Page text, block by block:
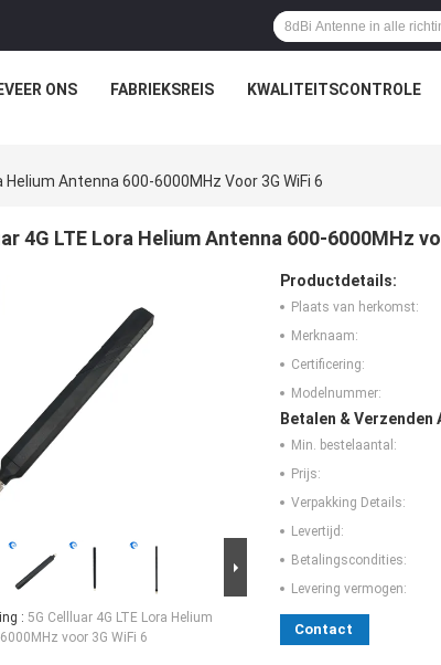
ONS FABRIEKSREIS KWALITEITSCONTROLE
Helium Antenna 600-6000MHz Voor 3G WiFi 6
4G LTE Lora Helium Antenna 600-6000MHz
: 5G Cellluar 4G LTE Lora Helium
voor 3G WiFi 6
Productdetails:
Plaats van herkomst:
Merknaam:
Certificering:
Modelnummer:
Betalen &
Min. bestelaantal:
Prijs:
Verpakking Details:
Levertijd:
Betalingscondities:
Levering vermogen:
Contact